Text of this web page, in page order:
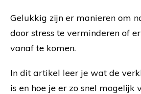
Gelukkig zijn er manieren om
door stress te verminderen of
vanaf te komen.
In dit artikel leer je wat de
is en hoe je er zo snel mogelijk